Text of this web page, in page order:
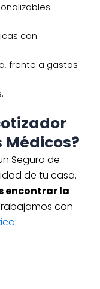
con
frente a gastos
Médicos?
Seguro de
de tu casa.
encontrar la
con
: